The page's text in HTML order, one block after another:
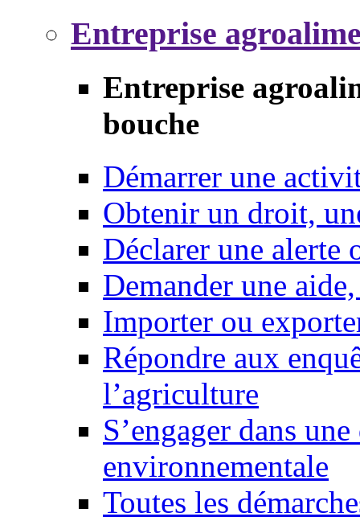
Entreprise
Entreprise
bouche
Démarrer une
Obtenir un droit,
Déclarer une alerte
Demander une
Importer ou
Répondre aux
l’agriculture
S’engager dans
environnementale
Toutes les